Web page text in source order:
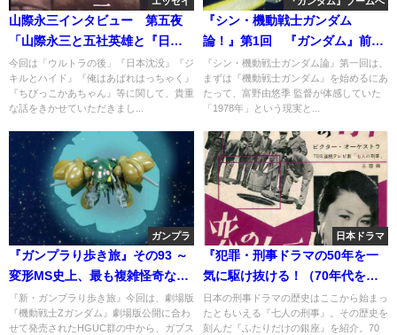
山際永三インタビュー 第五夜
「山際永三と五社英雄と『日本
沈没』と」
今回は「ウルトラの後」『日本沈没』『ジ
キルとハイド』『俺はあばれはっちゃく』
『ちびっこかあちゃん』等に関して、貴重
な話をきかせていただきまし...
『シン・機動戦士ガンダム
論！』第1回 『ガンダム』前夜
の1978年・1
『シン・機動戦士ガンダム論』第一回は、
まずは『機動戦士ガンダム』を始めるにあ
たって、富野由悠季 監督が体感していた
「1978年」という現実と...
ガンプラ
『ガンプラり歩き旅』その93 ～
変形MS史上、最も複雑怪奇な機
構をもつ、ガブスレーのHGUC！
～
『新・ガンプラり歩き旅』今回は、劇場版
『機動戦士Zガンダム』劇場版公開に合わ
せて発売されたHGUC群の中から、ガブス
日本ドラマ
『犯罪・刑事ドラマの50年を一
気に駆け抜ける！（70年代をナ
メるなよ）』Part3
日本の刑事ドラマの歴史はここから始まっ
たともいえる『七人の刑事』。その歴史を
刻んだ『ふたりだけの銀座』を紹介。70